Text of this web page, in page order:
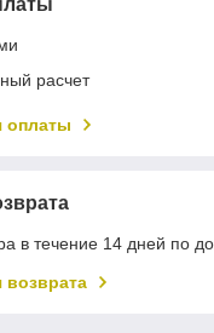
расчет
оплаты
в течение 14 дней по
возврата